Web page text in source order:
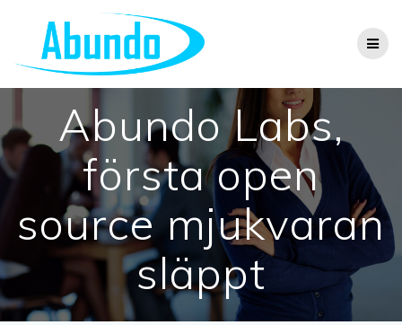
innehåll
Abundo Labs,
första open
source mjukvaran
släppt